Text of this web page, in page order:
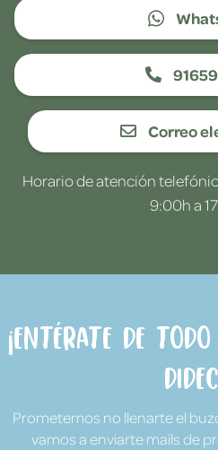
Correo
Horario de atención
9:00h a
¡Entérate de
Prometemos no llenarte el
vamos a enviarte mails de